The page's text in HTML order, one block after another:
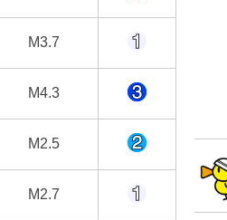
M3.7
M4.3
M2.5
M2.7